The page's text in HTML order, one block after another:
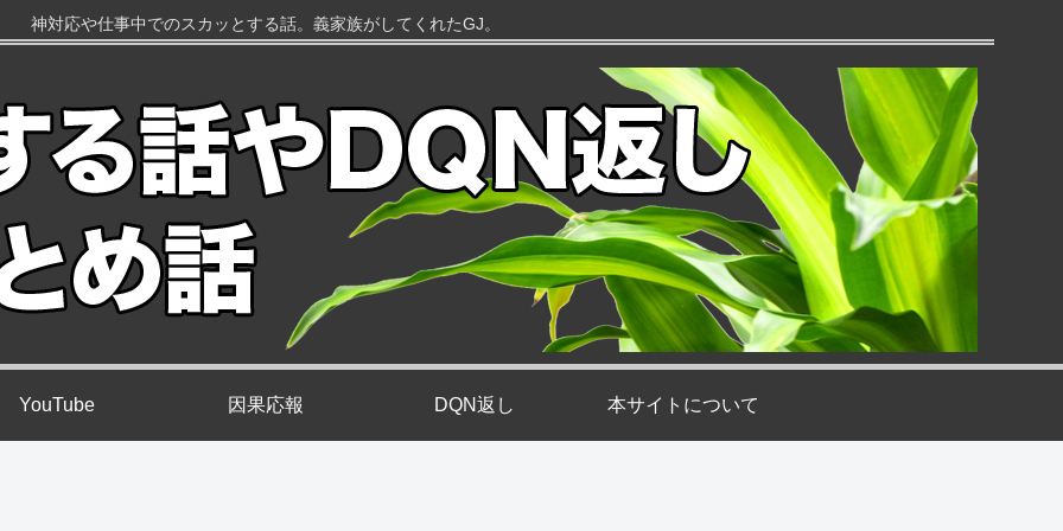
神対応や仕事中でのスカッとする話。義家族がしてくれたGJ。
YouTube 因果応報 DQN返し 本サイトについて